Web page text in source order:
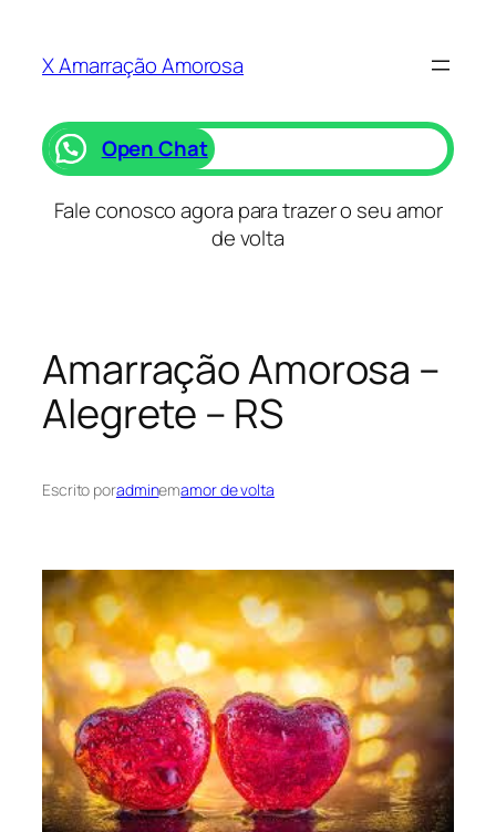
X Amarração Amorosa
Open Chat
Fale conosco agora para trazer o seu amor
de volta
Amarração Amorosa –
Alegrete – RS
Escrito poradminemamor de volta